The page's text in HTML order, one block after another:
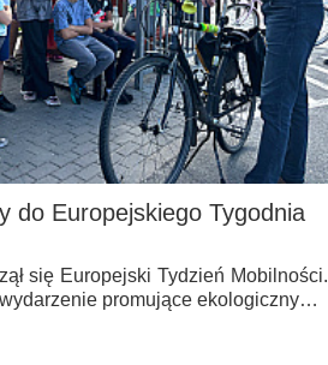
do Europejskiego Tygodnia
się Europejski Tydzień Mobilności.
promujące ekologiczny…